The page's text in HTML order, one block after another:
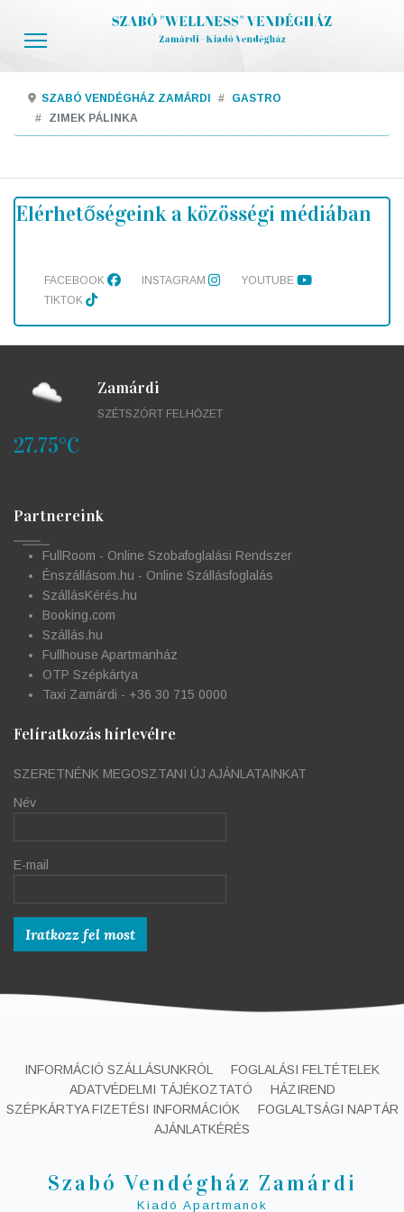
SZABÓ VENDÉGHÁZ ZAMÁRDI
GASTRO
ZIMEK PÁLINKA
Elérhetőségeink a közösségi médiában
FACEBOOK INSTAGRAM
YOUTUBE
TIKTOK
27.75°C
Zamárdi
SZÉTSZÓRT FELHŐZET
Partnereink
FullRoom - Online Szobafoglalási Rendszer
Énszállásom.hu - Online Szállásfoglalás
SzállásKérés.hu
Booking.com
Szállás.hu
Fullhouse Apartmanház
OTP Szépkártya
Taxi Zamárdi - +36 30 715 0000
Felíratkozás hírlevélre
SZERETNÉNK MEGOSZTANI ÚJ AJÁNLATAINKAT
Név
E-mail
INFORMÁCIÓ SZÁLLÁSUNKRÓL
FOGLALÁSI FELTÉTELEK
ADATVÉDELMI TÁJÉKOZTATÓ
HÁZIREND
SZÉPKÁRTYA FIZETÉSI INFORMÁCIÓK
FOGLALTSÁGI NAPTÁR
AJÁNLATKÉRÉS
Szabó Vendégház Zamárdi
Kiadó Apartmanok